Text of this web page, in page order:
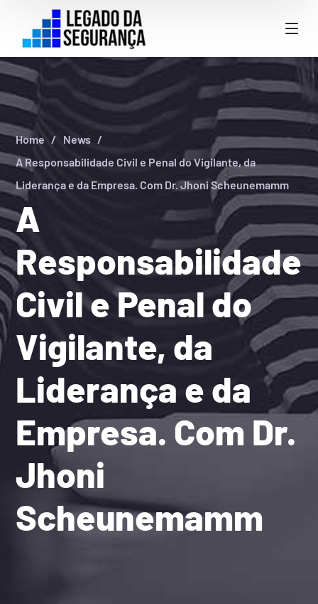
A
Responsabilidade
Civil e Penal do
Vigilante, da
Liderança e da
Empresa. Com Dr.
Jhoni
Scheunemamm
Home
News
A Responsabilidade Civil e Penal do Vigilante, da
Liderança e da Empresa. Com Dr. Jhoni Scheunemamm